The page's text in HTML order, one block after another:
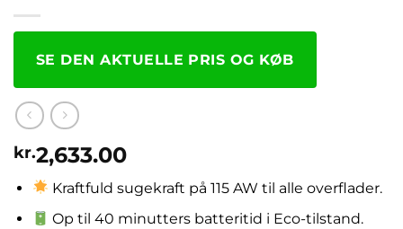
SE DEN AKTUELLE PRIS OG KØB
kr.2,633.00
Kraftfuld sugekraft på 115 AW til alle overflader.
Op til 40 minutters batteritid i Eco-tilstand.